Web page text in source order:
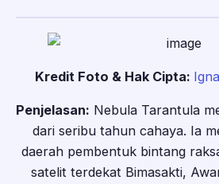
Kredit Foto & Hak Cipta:
Penjelasan: Nebula Tarantula
dari seribu tahun cahaya. Ia
daerah pembentuk bintang
satelit terdekat Bimasakti,